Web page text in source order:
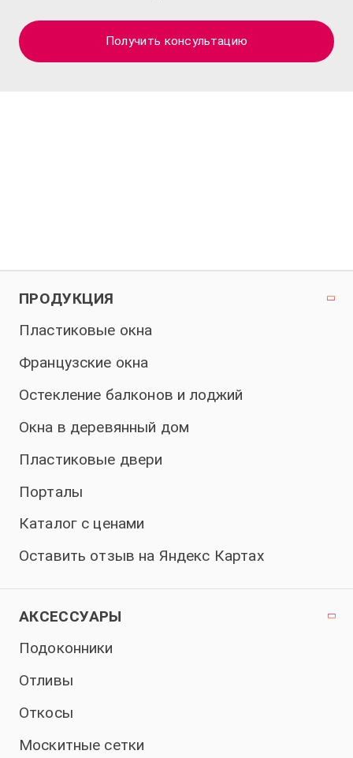
Получить консультацию
ПРОДУКЦИЯ
Пластиковые окна
Французские окна
Остекление балконов и лоджий
Окна в деревянный дом
Пластиковые двери
Порталы
Каталог с ценами
Оставить отзыв на Яндекс Картах
АКСЕССУАРЫ
Подоконники
Отливы
Откосы
Москитные сетки